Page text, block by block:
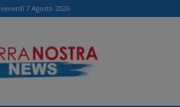
venerdì 7 Agosto 2026